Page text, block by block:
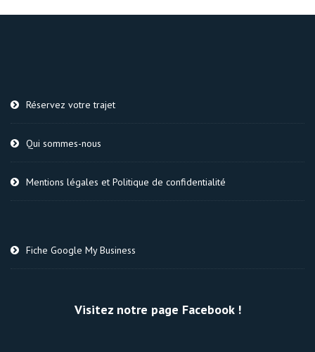
Réservez votre trajet
Qui sommes-nous
Mentions légales et Politique de confidentialité
Fiche Google My Business
Visitez notre page Facebook !